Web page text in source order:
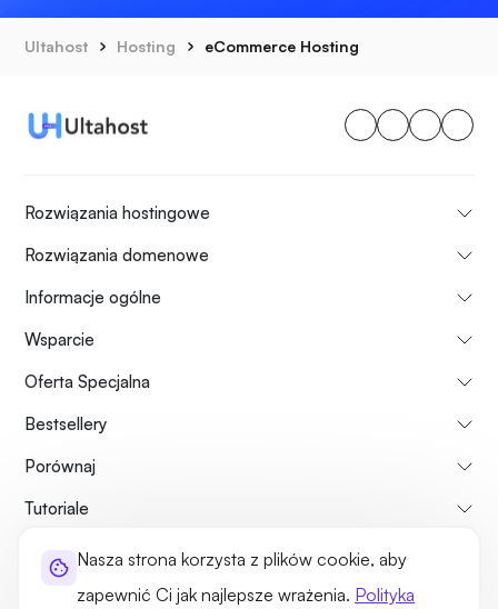
Nasza strona korzysta z plików cookie, aby
zapewnić Ci jak najlepsze wrażenia. Polityka
Ultahost Hosting eCommerce Hosting
Rozwiązania hostingowe
Rozwiązania domenowe
Informacje ogólne
Wsparcie
Oferta Specjalna
Bestsellery
Porównaj
Tutoriale
Informacje o nas
Polityka prywatności Kwestie prawneMapa strony